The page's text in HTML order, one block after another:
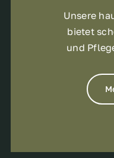
Unsere
bietet
und